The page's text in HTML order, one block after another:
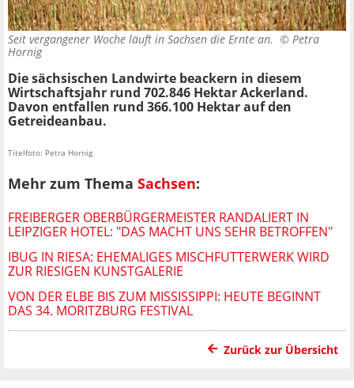
Seit vergangener Woche läuft in Sachsen die Ernte an. © Petra
Hornig
Die sächsischen Landwirte beackern in diesem
Wirtschaftsjahr rund 702.846 Hektar Ackerland.
Davon entfallen rund 366.100 Hektar auf den
Getreideanbau.
Titelfoto: Petra Hornig
Mehr zum Thema Sachsen:
FREIBERGER OBERBÜRGERMEISTER RANDALIERT IN
LEIPZIGER HOTEL: "DAS MACHT UNS SEHR BETROFFEN"
IBUG IN RIESA: EHEMALIGES MISCHFUTTERWERK WIRD
ZUR RIESIGEN KUNSTGALERIE
VON DER ELBE BIS ZUM MISSISSIPPI: HEUTE BEGINNT
DAS 34. MORITZBURG FESTIVAL
Zurück zur Übersicht